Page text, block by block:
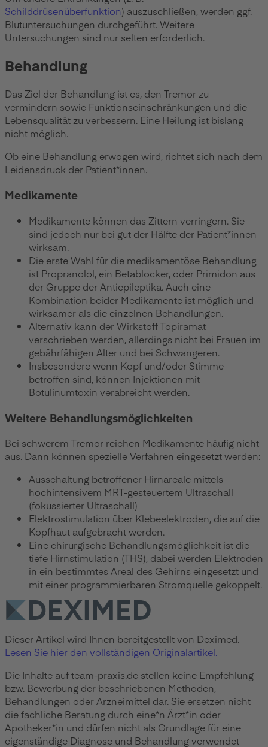
Schilddrüsenüberfunktion) auszuschließen, werden ggf.
Blutuntersuchungen durchgeführt. Weitere
Untersuchungen sind nur selten erforderlich.
Behandlung
Das Ziel der Behandlung ist es, den Tremor zu
vermindern sowie Funktionseinschränkungen und die
Lebensqualität zu verbessern. Eine Heilung ist bislang
nicht möglich.
Ob eine Behandlung erwogen wird, richtet sich nach dem
Leidensdruck der Patient*innen.
Medikamente
Medikamente können das Zittern verringern. Sie
sind jedoch nur bei gut der Hälfte der Patient*innen
wirksam.
Die erste Wahl für die medikamentöse Behandlung
ist Propranolol, ein Betablocker, oder Primidon aus
der Gruppe der Antiepileptika. Auch eine
Kombination beider Medikamente ist möglich und
wirksamer als die einzelnen Behandlungen.
Alternativ kann der Wirkstoff Topiramat
verschrieben werden, allerdings nicht bei Frauen im
gebährfähigen Alter und bei Schwangeren.
Insbesondere wenn Kopf und/oder Stimme
betroffen sind, können Injektionen mit
Botulinumtoxin verabreicht werden.
Weitere Behandlungsmöglichkeiten
Bei schwerem Tremor reichen Medikamente häufig nicht
aus. Dann können spezielle Verfahren eingesetzt werden:
Ausschaltung betroffener Hirnareale mittels
hochintensivem MRT-gesteuertem Ultraschall
(fokussierter Ultraschall)
Elektrostimulation über Klebeelektroden, die auf die
Kopfhaut aufgebracht werden.
Eine chirurgische Behandlungsmöglichkeit ist die
tiefe Hirnstimulation (THS), dabei werden Elektroden
in ein bestimmtes Areal des Gehirns eingesetzt und
mit einer programmierbaren Stromquelle gekoppelt.
Dieser Artikel wird Ihnen bereitgestellt von Deximed.
Lesen Sie hier den vollständigen Originalartikel.
Die Inhalte auf team-praxis.de stellen keine Empfehlung
bzw. Bewerbung der beschriebenen Methoden,
Behandlungen oder Arzneimittel dar. Sie ersetzen nicht
die fachliche Beratung durch eine*n Ärzt*in oder
Apotheker*in und dürfen nicht als Grundlage für eine
eigenständige Diagnose und Behandlung verwendet